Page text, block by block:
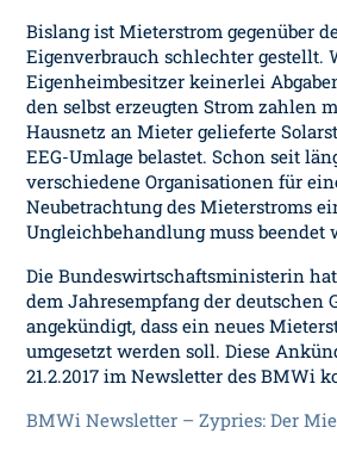
Bislang ist Mieterstrom gegenüber
Eigenverbrauch schlechter gestellt.
Eigenheimbesitzer keinerlei
den selbst erzeugten Strom zahlen
Hausnetz an Mieter gelieferte
EEG-Umlage belastet. Schon seit
verschiedene Organisationen für
Neubetrachtung des Mieterstroms
Ungleichbehandlung muss beendet
Die Bundeswirtschaftsministerin hat
dem Jahresempfang der deutschen
angekündigt, dass ein neues
umgesetzt werden soll. Diese
21.2.2017 im Newsletter des BMWi
BMWi Newsletter – Zypries: Der